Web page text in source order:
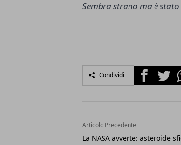
Sembra strano ma è
Condividi FacebookTwitter
Articolo Precedente
La NASA avverte: asteroide